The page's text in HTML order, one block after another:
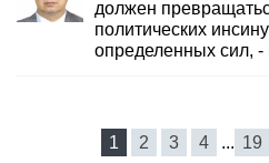
должен
политических
определенных сил,
1 2 3 4 ... 19